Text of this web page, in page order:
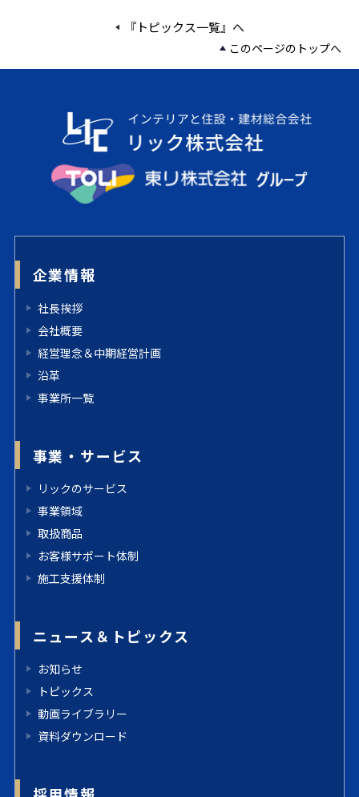
『トピックス一覧』へ
このページのトップへ
企業情報
社長挨拶
会社概要
経営理念＆中期経営計画
沿革
事業所一覧
事業・サービス
リックのサービス
事業領域
取扱商品
お客様サポート体制
施工支援体制
ニュース＆トピックス
お知らせ
トピックス
動画ライブラリー
資料ダウンロード